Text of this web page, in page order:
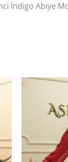
İndigo Abiye